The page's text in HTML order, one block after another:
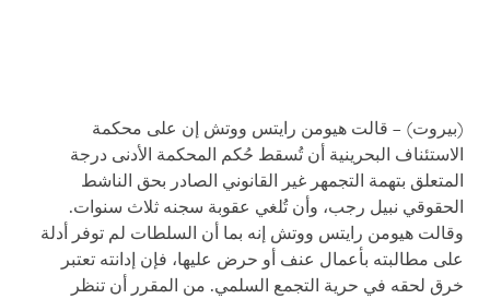
(بيروت) – قالت هيومن رايتس ووتش إن على محكمة
الاستئناف البحرينية أن تُسقط حُكم المحكمة الأدنى درجة
المتعلق بتهمة التجمهر غير القانوني الصادر بحق الناشط
الحقوقي نبيل رجب، وأن تُلغي عقوبة سجنه ثلاث سنوات.
وقالت هيومن رايتس ووتش إنه بما أن السلطات لم توفر أدلة
على مطالبته بأعمال عنف أو حرض عليها، فإن إدانته تعتبر
خرق لحقه في حرية التجمع السلمي. من المقرر أن تنظر